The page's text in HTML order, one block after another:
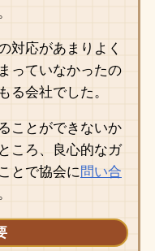
対応があまりよく
っていなかったの
る会社でした。
ことができないか
ころ、良心的なガ
とで協会に問い合